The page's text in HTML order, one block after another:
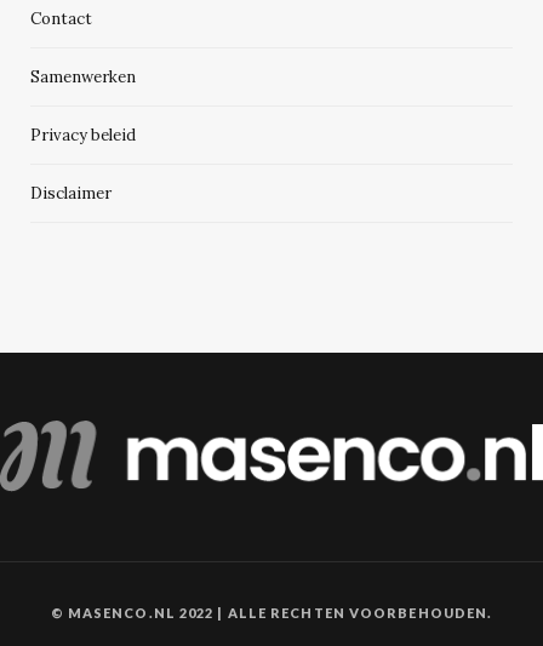
Contact
Samenwerken
Privacy beleid
Disclaimer
© MASENCO.NL 2022 | ALLE RECHTEN VOORBEHOUDEN.